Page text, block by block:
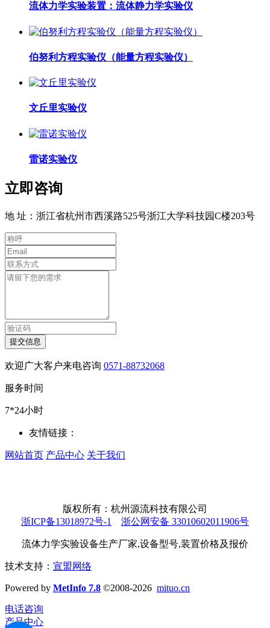
流体力学实验装置：流体静力学实验仪
伯努利方程实验仪（能量方程实验仪）
文丘里实验仪
雷诺实验仪
立即咨询
地 址：浙江省杭州市西溪路525号浙江大学科技园C楼203号
提交信息
欢迎广大客户来电咨询 0571-88732068
服务时间
7*24小时
友情链接：
网站首页 产品中心 关于我们
版权所有：杭州源流科技有限公司
浙ICP备13018972号-1
浙公网安备 33010602011906号
流体力学实验设备生产厂家,设备型号,装置价格及报价
技术支持： 宣盟网络
Powered by MetInfo 7.8 ©2008-2026 mituo.cn
电话咨询
产品中心